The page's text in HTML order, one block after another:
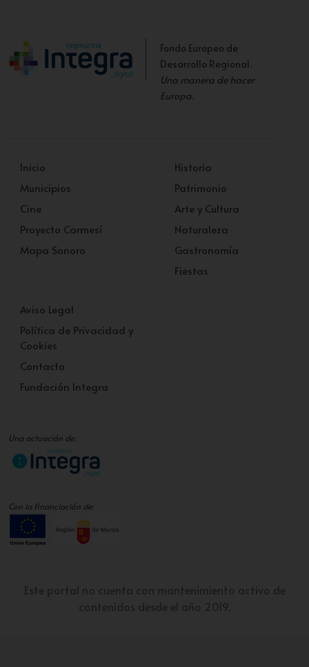
Fondo Europeo de
Desarrollo Regional.
Una manera de hacer
Europa.
Inicio
Municipios
Cine
Proyecto Carmesí
Mapa Sonoro
Historia
Patrimonio
Arte y Cultura
Naturaleza
Gastronomía
Fiestas
Aviso Legal
Política de Privacidad y
Cookies
Contacto
Fundación Integra
Una actuación de:
Con la financiación de: